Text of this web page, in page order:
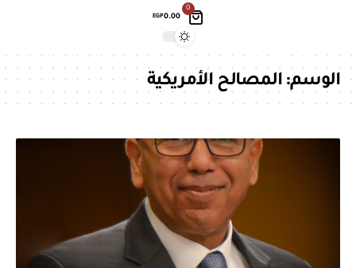
0
EGP0.00
الوسم:المصالح الأمريكية